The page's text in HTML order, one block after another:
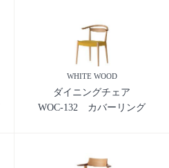
WHITE WOOD
ダイニングチェア
WOC-132 カバーリング